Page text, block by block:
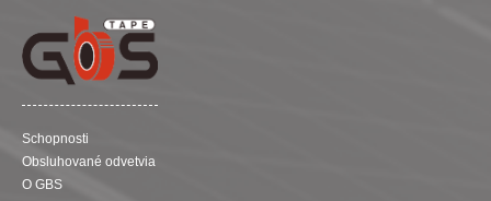
zvyškov na povrchu.Tu máme štyri farby na výber: biela,
svetlo modrá, tmavo modrá a hnedá.
Schopnosti
Obsluhované odvetvia
O GBS